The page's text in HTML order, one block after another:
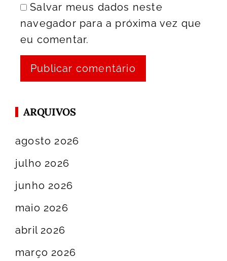
Salvar meus dados neste
navegador para a próxima vez que
eu comentar.
ARQUIVOS
agosto 2026
julho 2026
junho 2026
maio 2026
abril 2026
março 2026